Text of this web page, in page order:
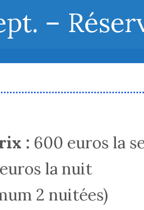
–
: 600 euros la
la nuit
2 nuitées)